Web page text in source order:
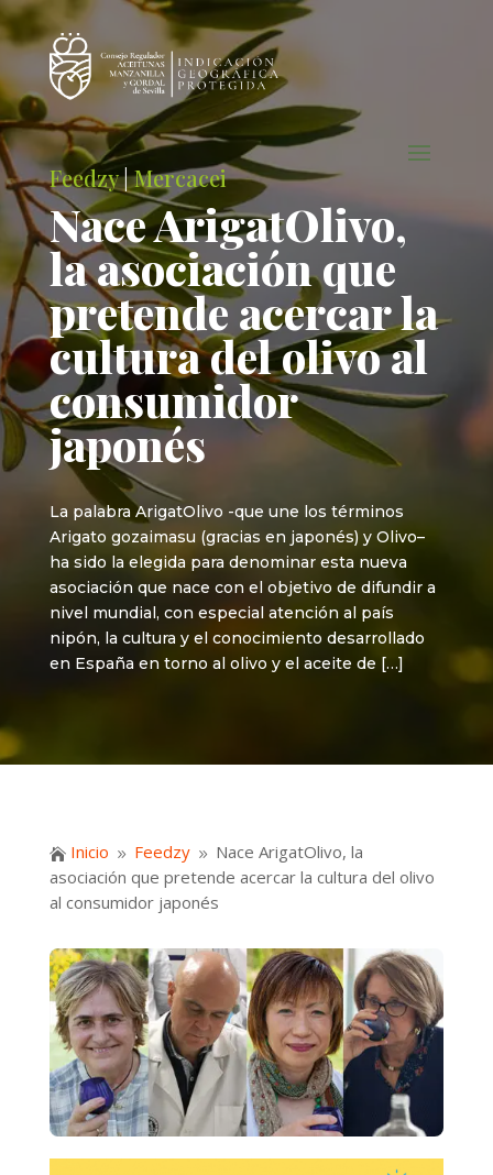
Feedzy|Mercacei
Nace ArigatOlivo,
la asociación que
pretende acercar la
cultura del olivo al
consumidor
japonés
La palabra ArigatOlivo -que une los términos
Arigato gozaimasu (gracias en japonés) y Olivo–
ha sido la elegida para denominar esta nueva
asociación que nace con el objetivo de difundir a
nivel mundial, con especial atención al país
nipón, la cultura y el conocimiento desarrollado
en España en torno al olivo y el aceite de […]
 Inicio 9 Feedzy 9 Nace ArigatOlivo, la
asociación que pretende acercar la cultura del olivo
al consumidor japonés